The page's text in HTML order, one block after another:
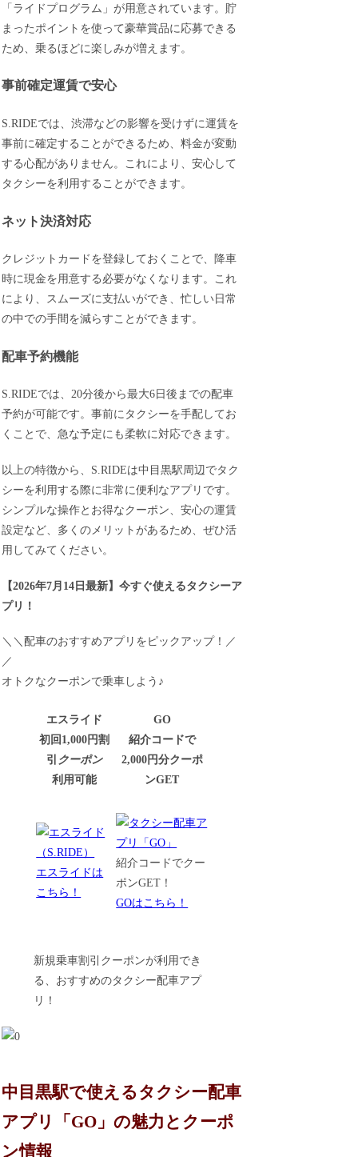
「ライドプログラム」が用意されています。貯
まったポイントを使って豪華賞品に応募できる
ため、乗るほどに楽しみが増えます。
事前確定運賃で安心
S.RIDEでは、渋滞などの影響を受けずに運賃を
事前に確定することができるため、料金が変動
する心配がありません。これにより、安心して
タクシーを利用することができます。
ネット決済対応
クレジットカードを登録しておくことで、降車
時に現金を用意する必要がなくなります。これ
により、スムーズに支払いができ、忙しい日常
の中での手間を減らすことができます。
配車予約機能
S.RIDEでは、20分後から最大6日後までの配車
予約が可能です。事前にタクシーを手配してお
くことで、急な予定にも柔軟に対応できます。
以上の特徴から、S.RIDEは中目黒駅周辺でタク
シーを利用する際に非常に便利なアプリです。
シンプルな操作とお得なクーポン、安心の運賃
設定など、多くのメリットがあるため、ぜひ活
用してみてください。
【2026年7月14日最新】今すぐ使えるタクシーア
プリ！
＼＼配車のおすすめアプリをピックアップ！／
／
オトクなクーポンで乗車しよう♪
エスライド
初回1,000円割
引 クーポン
利用可能
GO
紹介コードで
2,000円分クーポ
ンGET
エスライドは
こちら！
紹介コードでクー
ポンGET！
GOはこちら！
新規乗車割引クーポンが利用でき
る、おすすめのタクシー配車アプ
リ！
中目黒駅で使えるタクシー配車
アプリ「GO」の魅力とクーポ
ン情報